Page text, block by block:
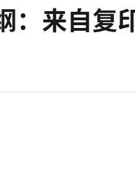
来自复